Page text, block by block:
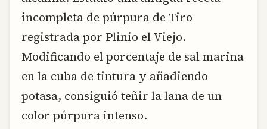
incompleta de púrpura de Tiro
registrada por Plinio el Viejo.
Modificando el porcentaje de sal marina
en la cuba de tintura y añadiendo
potasa, consiguió teñir la lana de un
color púrpura intenso.